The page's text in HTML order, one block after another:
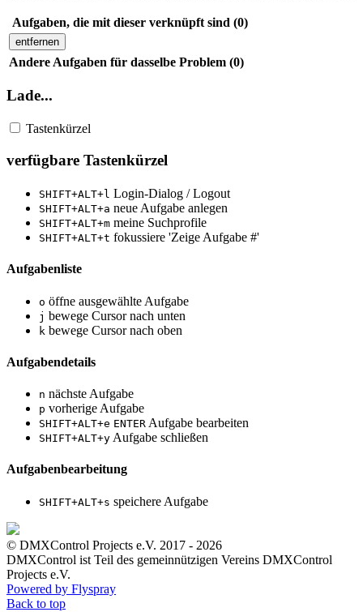
Aufgaben, die mit dieser verknüpft sind (0)
entfernen
Andere Aufgaben für dasselbe Problem (0)
Lade...
Tastenkürzel
verfügbare Tastenkürzel
SHIFT+ALT+l Login-Dialog / Logout
SHIFT+ALT+a neue Aufgabe anlegen
SHIFT+ALT+m meine Suchprofile
SHIFT+ALT+t fokussiere 'Zeige Aufgabe #'
Aufgabenliste
o öffne ausgewählte Aufgabe
j bewege Cursor nach unten
k bewege Cursor nach oben
Aufgabendetails
n nächste Aufgabe
p vorherige Aufgabe
SHIFT+ALT+e ENTER Aufgabe bearbeiten
SHIFT+ALT+y Aufgabe schließen
Aufgabenbearbeitung
SHIFT+ALT+s speichere Aufgabe
© DMXControl Projects e.V. 2017 - 2026
DMXControl ist Teil des gemein­nützigen Vereins DMXControl
Projects e.V.
Powered by Flyspray
Back to top